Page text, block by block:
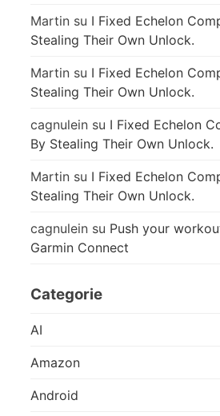
Martin su I Fixed Echelon
Stealing Their Own Unlock.
Martin su I Fixed Echelon
Stealing Their Own Unlock.
cagnulein su I Fixed Echelon
By Stealing Their Own Unlock.
Martin su I Fixed Echelon
Stealing Their Own Unlock.
cagnulein su Push your
Garmin Connect
Categorie
AI
Amazon
Android